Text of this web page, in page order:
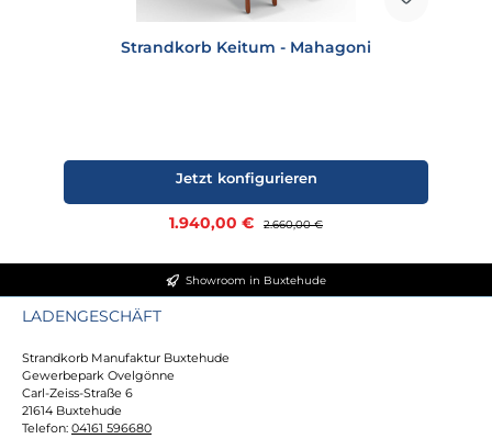
Strandkorb Keitum - Mahagoni
Verkaufspreis:
1.940,00 € Regulärer Preis:
2.660,00 €
Jetzt konfigurieren
Showroom in Buxtehude
LADENGESCHÄFT
Strandkorb Manufaktur Buxtehude
Gewerbepark Ovelgönne
Carl-Zeiss-Straße 6
21614 Buxtehude
Telefon: 04161 596680